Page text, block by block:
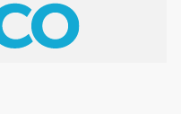
de Tandil
en la 1ra. Serie
que se
de Mar del Plata.